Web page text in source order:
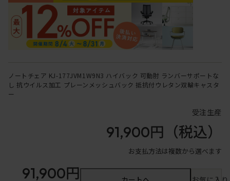
ノートチェア KJ-177JVM1W9N3 ハイバック 可動肘 ランバーサポートな
し 抗ウイルス加工 プレーンメッシュバック 抵抗付ウレタン双輪キャスタ
ー
受注生産
91,900円 （税込）
お支払方法は複数から選べます
91,900円